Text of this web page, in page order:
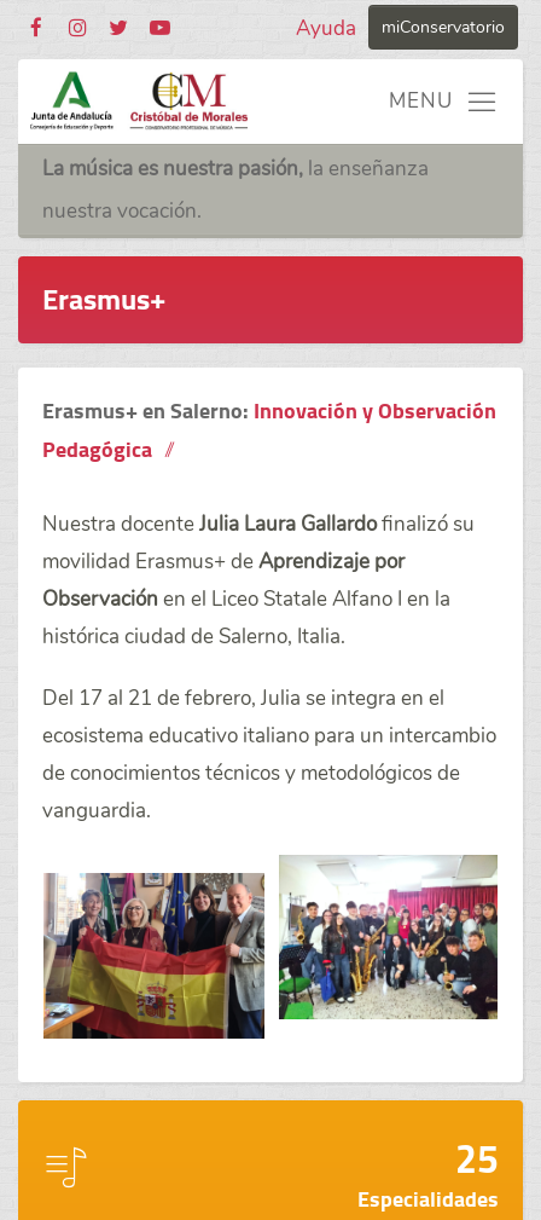
miConservatorio
Ayuda
La música es nuestra pasión, la enseñanza
nuestra vocación.
Erasmus+
Erasmus+ en Salerno:Innovación y Observación
Pedagógica
Nuestra docenteJulia Laura Gallardofinalizó su
movilidad Erasmus+ deAprendizaje por
Observación en el Liceo Statale Alfano I en la
histórica ciudad de Salerno, Italia.
Del 17 al 21 de febrero, Julia se integra en el
ecosistema educativo italiano para un intercambio
de conocimientos técnicos y metodológicos de
vanguardia.
25
Especialidades